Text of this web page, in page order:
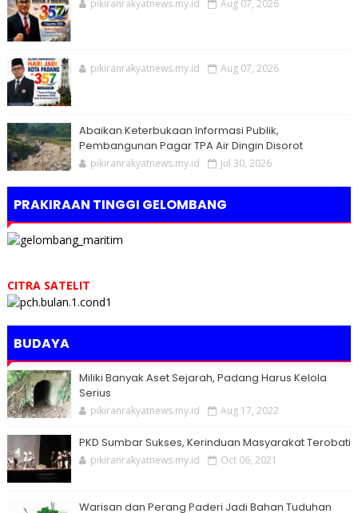
pikiranrakyatnews.my.id Aug 07, 2026
pikiranrakyatnews.my.id Aug 07, 2026
Abaikan Keterbukaan Informasi Publik,
Pembangunan Pagar TPA Air Dingin Disorot
pikiranrakyatnews.my.id Jul 30, 2026
PRAKIRAAN TINGGI GELOMBANG
CITRA SATELIT
BUDAYA
Miliki Banyak Aset Sejarah, Padang Harus Kelola
Serius
pikiranrakyatnews.my.id Aug 17, 2022
PKD Sumbar Sukses, Kerinduan Masyarakat Terobati
pikiranrakyatnews.my.id Oct 06, 2021
Warisan dan Perang Paderi Jadi Bahan Tuduhan